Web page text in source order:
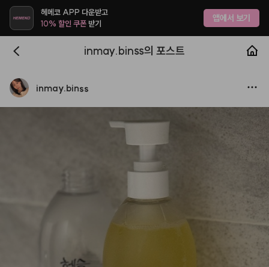
헤메코 APP 다운받고
10% 할인 쿠폰받기 앱에서 보기
inmay.binss의 포스트
inmay.binss